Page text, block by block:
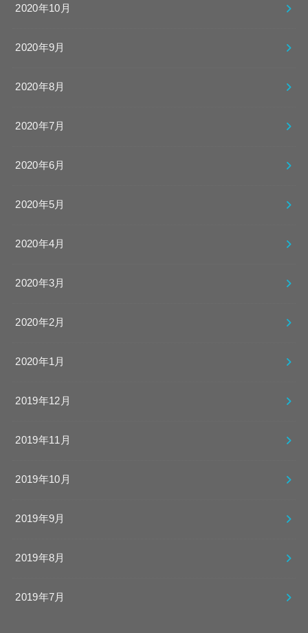
2020年10月
2020年9月
2020年8月
2020年7月
2020年6月
2020年5月
2020年4月
2020年3月
2020年2月
2020年1月
2019年12月
2019年11月
2019年10月
2019年9月
2019年8月
2019年7月